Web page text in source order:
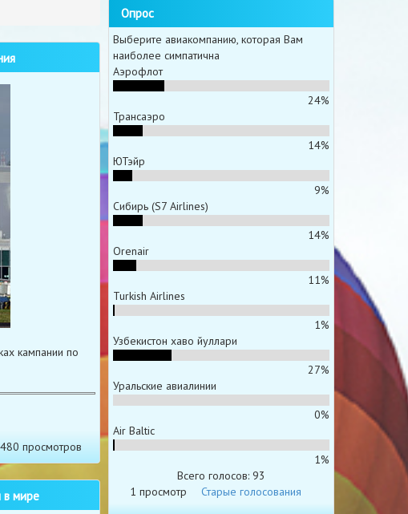
кампании по
просмотров
в мире
Опрос
Выберите авиакомпанию, которая Вам
наиболее симпатична
Аэрофлот
24%
Трансаэро
14%
ЮТэйр
9%
Сибирь (S7 Airlines)
14%
Orenair
11%
Turkish Airlines
1%
Узбекистон хаво йуллари
27%
Уральские авиалинии
0%
Air Baltic
1%
Всего голосов: 93
1 просмотр
Старые голосования